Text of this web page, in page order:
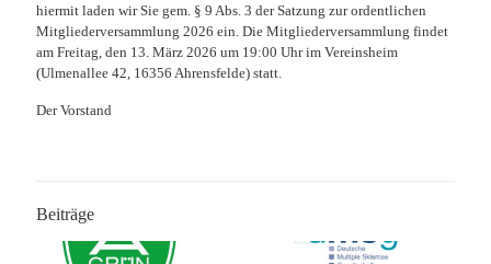
hiermit laden wir Sie gem. § 9 Abs. 3 der Satzung zur ordentlichen
Mitgliederversammlung 2026 ein. Die Mitgliederversammlung findet
am Freitag, den 13. März 2026 um 19:00 Uhr im Vereinsheim
(Ulmenallee 42, 16356 Ahrensfelde) statt.
Der Vorstand
Beiträge